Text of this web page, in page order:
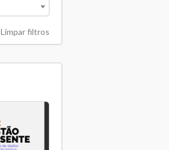
Limpar filtros